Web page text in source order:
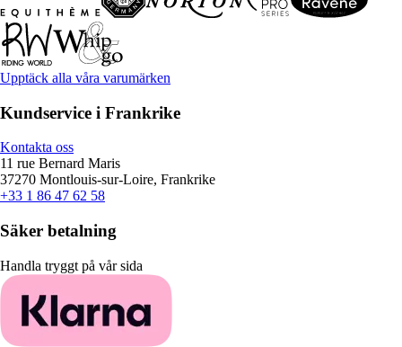
Upptäck alla våra varumärken
Kundservice i Frankrike
Kontakta oss
11 rue Bernard Maris
37270 Montlouis-sur-Loire, Frankrike
+33 1 86 47 62 58
Säker betalning
Handla tryggt på vår sida